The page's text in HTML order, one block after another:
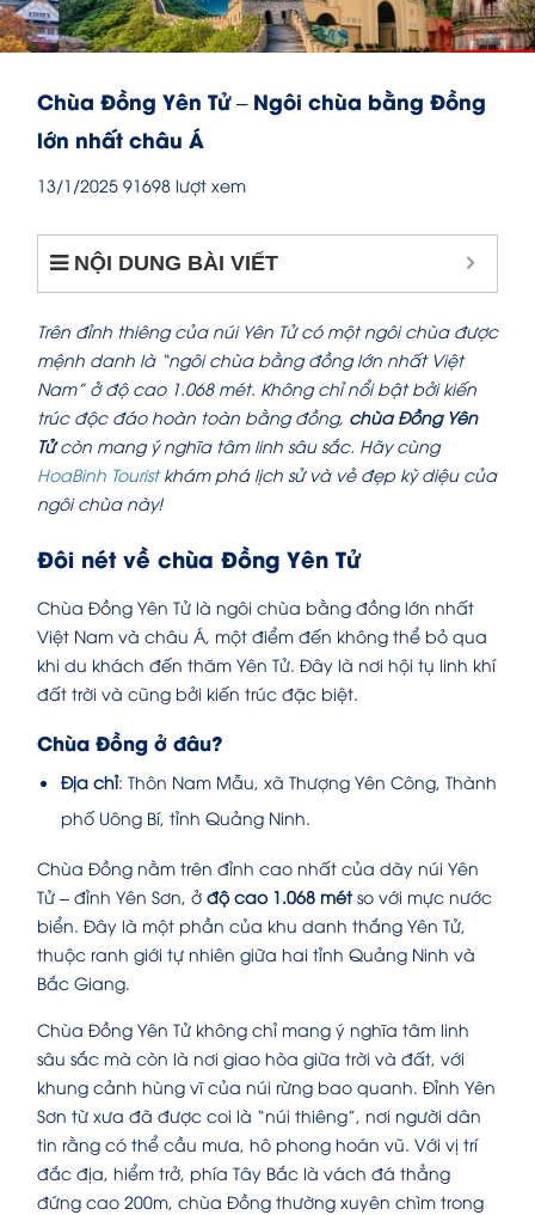
Chùa Đồng Yên Tử – Ngôi chùa bằng Đồng
lớn nhất châu Á
13/1/2025 91698 lượt xem
NỘI DUNG BÀI VIẾT
Trên đỉnh thiêng của núi Yên Tử có một ngôi chùa được
mệnh danh là “ngôi chùa bằng đồng lớn nhất Việt
Nam” ở độ cao 1.068 mét. Không chỉ nổi bật bởi kiến
trúc độc đáo hoàn toàn bằng đồng, chùa Đồng Yên
Tửcòn mang ý nghĩa tâm linh sâu sắc. Hãy cùng
HoaBinh Touristkhám phá lịch sử và vẻ đẹp kỳ diệu của
ngôi chùa này!
Đôi nét về chùa Đồng Yên Tử
Chùa Đồng Yên Tử là ngôi chùa bằng đồng lớn nhất
Việt Nam và châu Á, một điểm đến không thể bỏ qua
khi du khách đến thăm Yên Tử. Đây là nơi hội tụ linh khí
đất trời và cũng bởi kiến trúc đặc biệt.
Chùa Đồng ở đâu?
Địa chỉ: Thôn Nam Mẫu, xã Thượng Yên Công, Thành
phố Uông Bí, tỉnh Quảng Ninh.
Chùa Đồng nằm trên đỉnh cao nhất của dãy núi Yên
Tử – đỉnh Yên Sơn, ở độ cao 1.068 métso với mực nước
biển. Đây là một phần của khu danh thắng Yên Tử,
thuộc ranh giới tự nhiên giữa hai tỉnh Quảng Ninh và
Bắc Giang.
Chùa Đồng Yên Tử không chỉ mang ý nghĩa tâm linh
sâu sắc mà còn là nơi giao hòa giữa trời và đất, với
khung cảnh hùng vĩ của núi rừng bao quanh. Đỉnh Yên
Sơn từ xưa đã được coi là “núi thiêng”, nơi người dân
tin rằng có thể cầu mưa, hô phong hoán vũ. Với vị trí
đắc địa, hiểm trở, phía Tây Bắc là vách đá thẳng
đứng cao 200m, chùa Đồng thường xuyên chìm trong